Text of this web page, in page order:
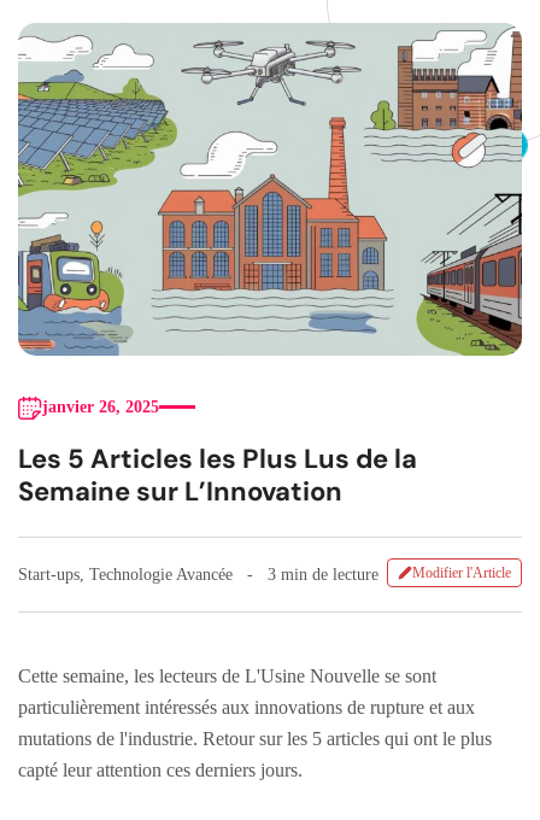
janvier 26, 2025
Les 5 Articles les Plus Lus de la
Semaine sur L’Innovation
Start-ups Technologie Avancée 3 min de lecture Modifier l'Article
Cette semaine, les lecteurs de L'Usine Nouvelle se sont
particulièrement intéressés aux innovations de rupture et aux
mutations de l'industrie. Retour sur les 5 articles qui ont le plus
capté leur attention ces derniers jours.